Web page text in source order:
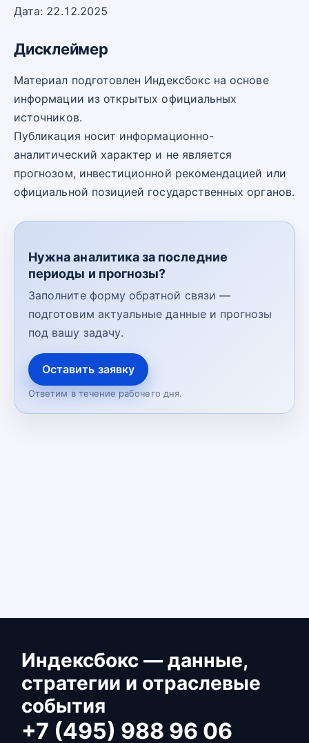
Дата: 22.12.2025
Дисклеймер
Материал подготовлен Индексбокс на основе
информации из открытых официальных
источников.
Публикация носит информационно-
аналитический характер и не является
прогнозом, инвестиционной рекомендацией или
официальной позицией государственных органов.
Нужна аналитика за последние
периоды и прогнозы?
Заполните форму обратной связи —
подготовим актуальные данные и прогнозы
под вашу задачу.
Оставить заявку
Ответим в течение рабочего дня.
Индексбокс — данные,
стратегии и отраслевые
события
+7 (495) 988 96 06